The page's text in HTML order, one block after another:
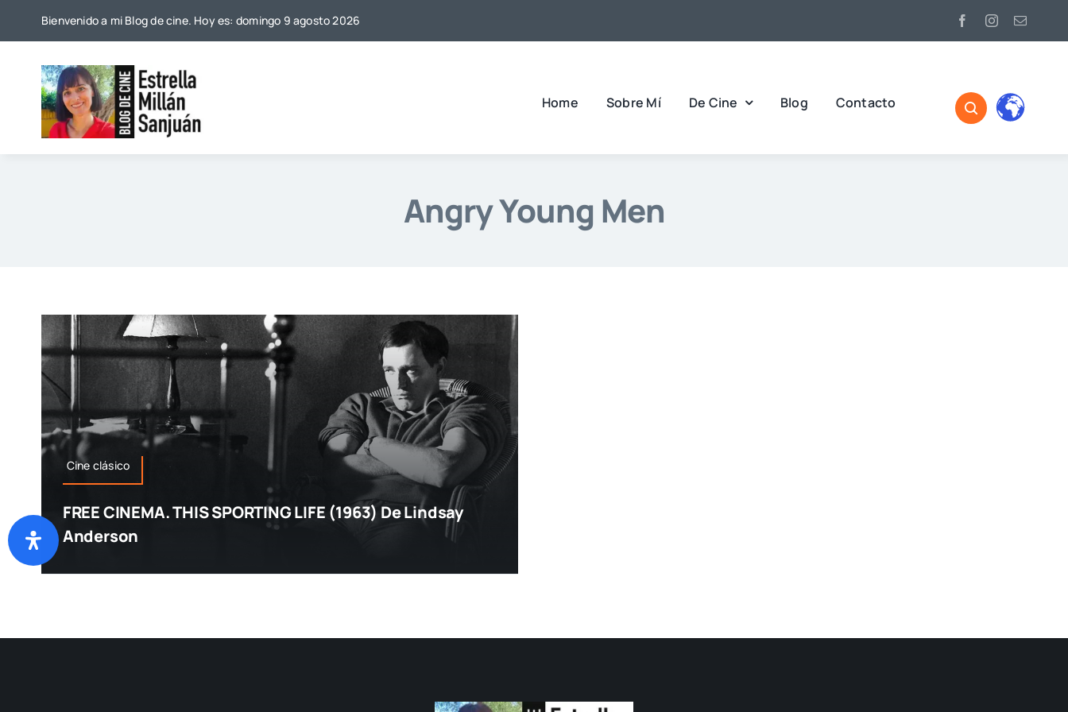
Bienvenido a mi Blog de cine. Hoy es: domingo 9 agosto 2026
Home Sobre Mí De Cine Blog Contacto
Angry Young Men
Cine clásico
FREE CINEMA. THIS SPORTING LIFE (1963) De Lindsay
Anderson